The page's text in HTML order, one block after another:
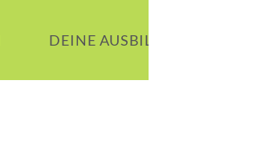
DEINE AUSBILDUNG